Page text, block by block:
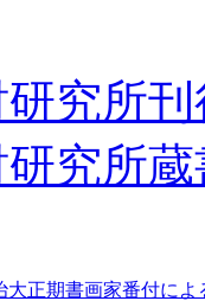
究所
究所
正期書画家番付によ